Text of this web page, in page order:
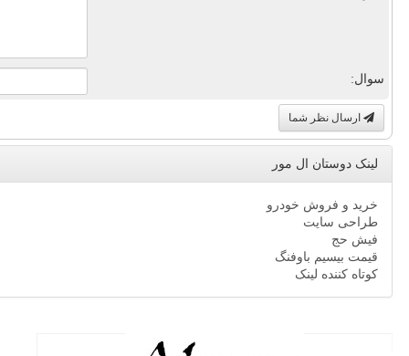
سوال:
ارسال نظر شما
لینک دوستان ال مور
خرید و فروش خودرو
طراحی سایت
فیش حج
قیمت بیسیم باوفنگ
کوتاه کننده لینک